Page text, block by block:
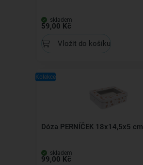
skladem
59,00 Kč
Vložit do košíku
Kolekce
Dóza PERNÍČEK 18x14,5x5 cm
skladem
99,00 Kč